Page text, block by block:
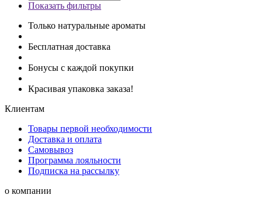
Показать фильтры
Только натуральные ароматы
Бесплатная доставка
Бонусы с каждой покупки
Красивая упаковка заказа!
Клиентам
Товары первой необходимости
Доставка и оплата
Самовывоз
Программа лояльности
Подписка на рассылку
о компании